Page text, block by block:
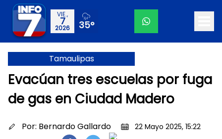
VIE.,
7
2026 35°
Tamaulipas
Evacúan tres escuelas por fuga
de gas en Ciudad Madero
Por: Bernardo Gallardo
22 Mayo 2025, 15:22